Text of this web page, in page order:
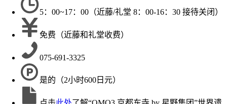
5：00~17：00（近藤/礼堂 8：00-16：30 接待关闭）
免费（近藤和礼堂收费）
075-691-3325
是的（2小时600日元）